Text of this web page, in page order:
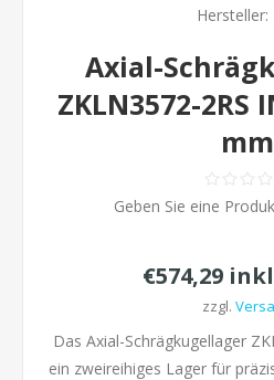
Hersteller:
Axial-
ZKLN3572-2RS
mm
Geben Sie eine
€574,29
zzgl.
Das Axial-Schrägkugellager
ein zweireihiges Lager für